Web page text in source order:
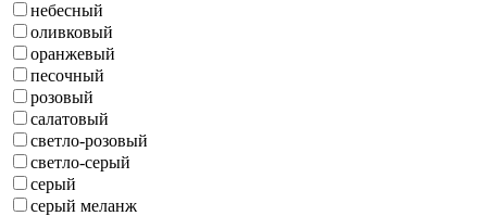
небесный
оливковый
оранжевый
песочный
розовый
салатовый
светло-розовый
светло-серый
серый
серый меланж